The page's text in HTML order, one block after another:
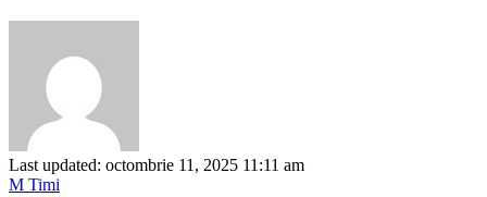
Last updated: octombrie 11, 2025 11:11 am
M Timi